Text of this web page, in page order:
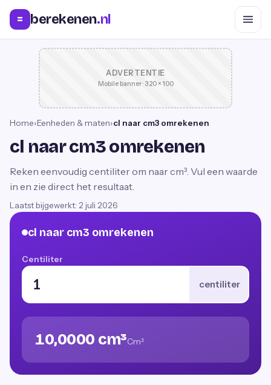
= berekenen.nl
ADVERTENTIE
Mobile banner · 320 × 100
Home›Eenheden & maten›cl naar cm3 omrekenen
cl naar cm3 omrekenen
Reken eenvoudig centiliter om naar cm³. Vul een waarde
in en zie direct het resultaat.
Laatst bijgewerkt: 2 juli 2026
cl naar cm3 omrekenen
Centiliter
centiliter
10,0000 cm³Cm³